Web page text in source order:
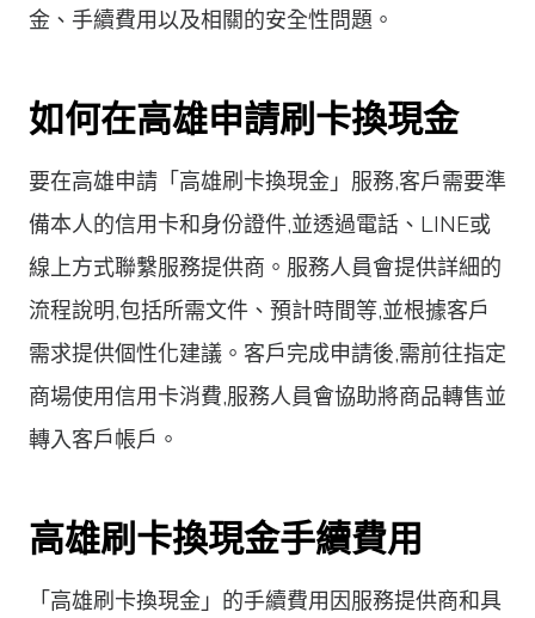
金、手續費用以及相關的安全性問題。
如何在高雄申請刷卡換現金
要在高雄申請「高雄刷卡換現金」服務,客戶需要準
備本人的信用卡和身份證件,並透過電話、LINE或
線上方式聯繫服務提供商。服務人員會提供詳細的
流程說明,包括所需文件、預計時間等,並根據客戶
需求提供個性化建議。客戶完成申請後,需前往指定
商場使用信用卡消費,服務人員會協助將商品轉售並
轉入客戶帳戶。
高雄刷卡換現金手續費用
「高雄刷卡換現金」的手續費用因服務提供商和具